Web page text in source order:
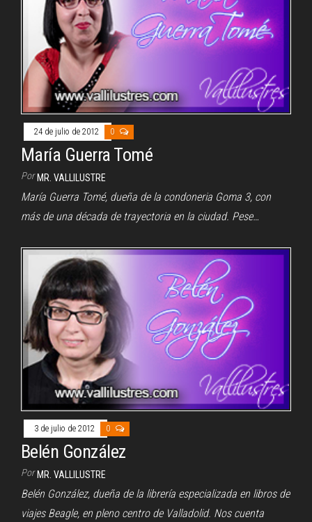
24 de julio de 2012 0
María Guerra Tomé
Por MR. VALLILUSTRE
María Guerra Tomé, dueña de la condoneria Goma 3, con
más de una década de trayectoria en la ciudad. Pese…
3 de julio de 2012 0
Belén González
Por MR. VALLILUSTRE
Belén González, dueña de la librería especializada en libros de
viajes Beagle, en pleno centro de Valladolid. Nos cuenta